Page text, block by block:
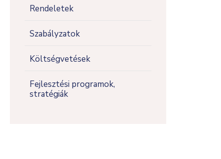
Rendeletek
Szabályzatok
Költségvetések
Fejlesztési programok,
stratégiák